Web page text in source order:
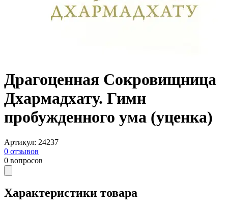
Драгоценная Сокровищница
Дхармадхату. Гимн
пробужденного ума (уценка)
Артикул: 24237
0 отзывов
0 вопросов
Характеристики товара